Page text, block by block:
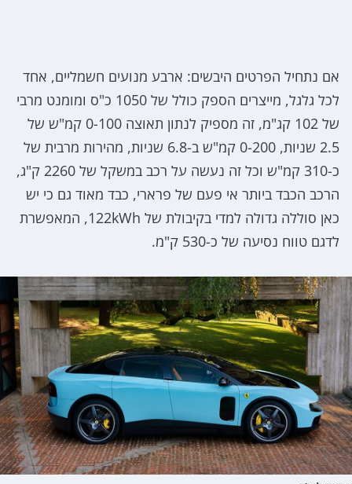
אם נתחיל הפרטים היבשים: ארבע מנועים חשמליים, אחד
לכל גלגל, מייצרים הספק כולל של 1050 כ"ס ומומנט מרבי
של 102 קג"מ, זה מספיק לנתון תאוצה 0-100 קמ"ש של
2.5 שניות, 0-200 קמ"ש ב-6.8 שניות, מהירות מרבית של
כ-310 קמ"ש וכל זה נעשה על רכב במשקל של 2260 ק"ג,
הרכב הכבד ביותר אי פעם של פרארי, כבד מאוד גם כי יש
כאן סוללה גדולה למדי בקיבולת של 122kWh, המאפשרת
לדגם טווח נסיעה של כ-530 ק"מ.